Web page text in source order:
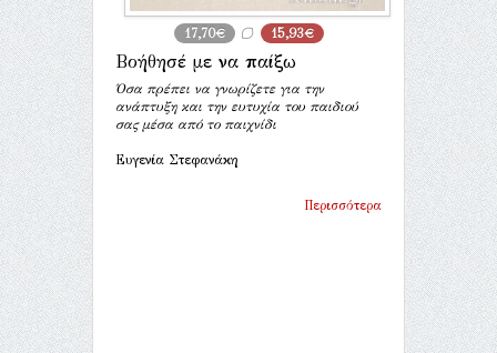
17,70€ 15,93€
Βοήθησέ με να παίξω
Όσα πρέπει να γνωρίζετε για την
ανάπτυξη και την ευτυχία του παιδιού
σας μέσα από το παιχνίδι
Ευγενία Στεφανάκη
Περισσότερα